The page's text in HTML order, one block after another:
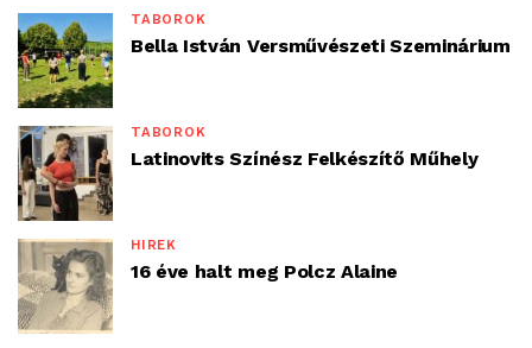
TÁBOROK
Bella István Versművészeti Szeminárium
TÁBOROK
Latinovits Színész Felkészítő Műhely
HÍREK
16 éve halt meg Polcz Alaine